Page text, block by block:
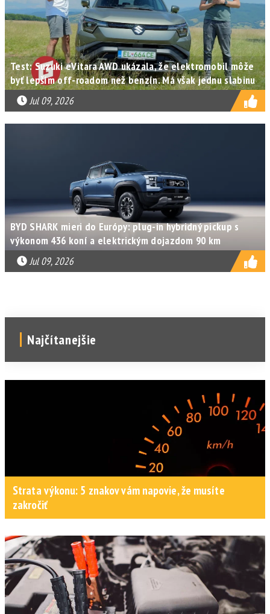
Test: Suzuki eVitara AWD ukázala, že elektromobil môže
byť lepším off-roadom než benzín. Má však jednu slabinu
Jul 09, 2026
BYD SHARK mieri do Európy: plug-in hybridný pickup s
výkonom 436 koní a elektrickým dojazdom 90 km
Jul 09, 2026
Najčítanejšie
Strata výkonu: 5 znakov vám napovie, že musíte
zakročiť